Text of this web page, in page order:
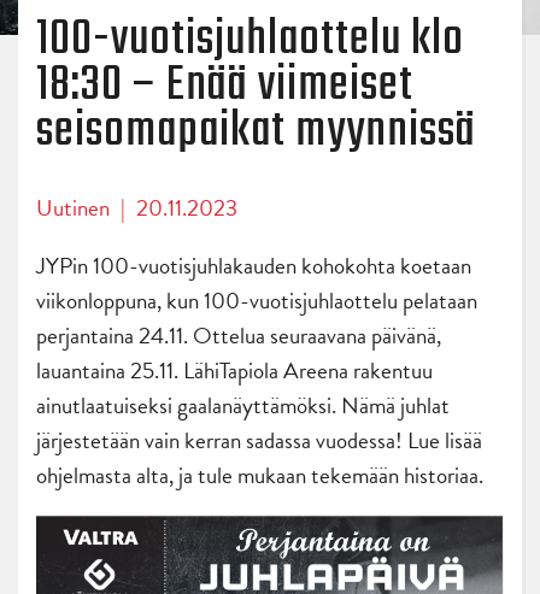
100-vuotisjuhlaottelu klo
18:30 – Enää viimeiset
seisomapaikat myynnissä
Uutinen | 20.11.2023
JYPin 100-vuotisjuhlakauden kohokohta koetaan
viikonloppuna, kun 100-vuotisjuhlaottelu pelataan
perjantaina 24.11. Ottelua seuraavana päivänä,
lauantaina 25.11. LähiTapiola Areena rakentuu
ainutlaatuiseksi gaalanäyttämöksi. Nämä juhlat
järjestetään vain kerran sadassa vuodessa! Lue lisää
ohjelmasta alta, ja tule mukaan tekemään historiaa.